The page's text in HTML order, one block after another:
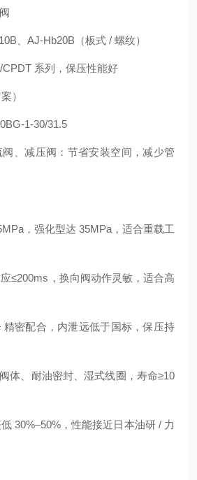
、AJ-Hb20B（板式 / 螺纹）
系列，保压性能好
）
1-30/31.5
、减压阀：节省安装空间，减少管
，强化型达 35MPa，适合重载工
≤200ms，换向阀动作灵敏，适合高
密配合，内泄远低于国标，保压持
体、耐油密封、湿式线圈，寿命≥10
30%–50%，性能接近日本油研 / 力